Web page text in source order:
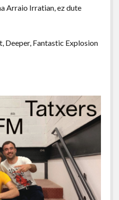
Arraio Irratian, ez dute
Deeper, Fantastic Explosion